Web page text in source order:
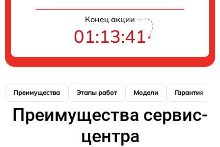
Конец акции
01:13:40
Преимущества Этапы работ Модели Гарантия
Преимущества сервис-
центра